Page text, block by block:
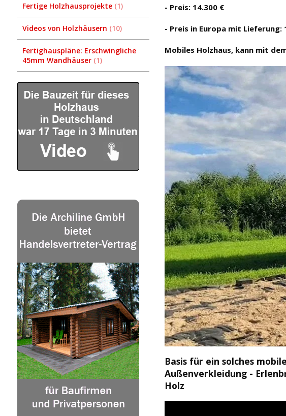
Fertige Holzhausprojekte 1
Videos von Holzhäusern 10
Fertighauspläne: Erschwingliche
45mm Wandhäuser 1
- Preis: 14.300 €
- Preis in Europa mit Lieferung:
Mobiles Holzhaus, kann mit
Basis für ein solches
Außenverkleidung -
Holz